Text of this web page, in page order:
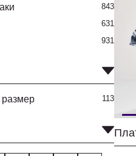
843
631
931
113